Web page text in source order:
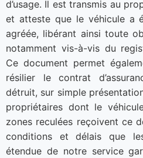
d’usage. Il est transmis au
et atteste que le véhicule a
agréée, libérant ainsi toute
notamment vis-à-vis du
Ce document permet
résilier le contrat
détruit, sur simple
propriétaires dont le
zones reculées reçoivent ce
conditions et délais que
étendue de notre service